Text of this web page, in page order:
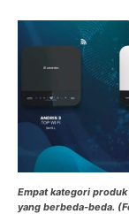
Empat kategori
yang berbeda-beda.